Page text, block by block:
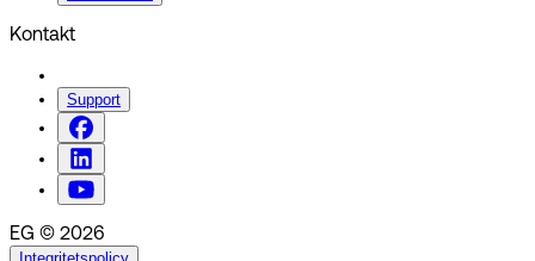
Kontakt
Support
EG © 2026